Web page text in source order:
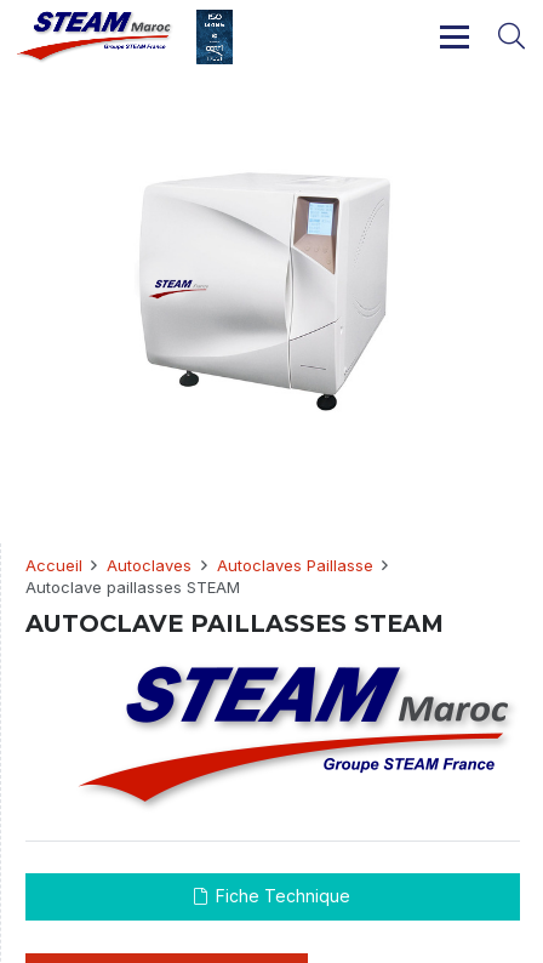
Accueil Autoclaves
Autoclaves Paillasse
Autoclave paillasses STEAM
AUTOCLAVE PAILLASSES STEAM
Fiche Technique